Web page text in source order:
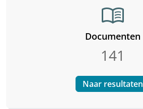
menu_book
Documenten
141
Naar resultaten